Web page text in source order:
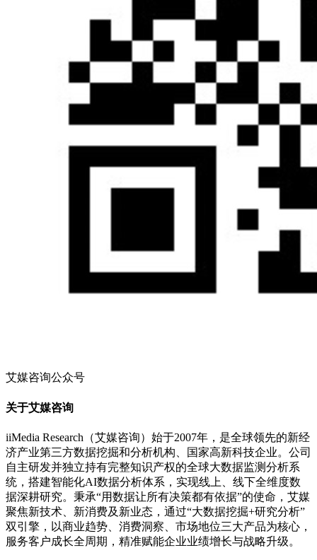
艾媒咨询公众号
关于艾媒咨询
iiMedia Research（艾媒咨询）始于2007年，是全球领先的新经
济产业第三方数据挖掘和分析机构、国家高新科技企业。公司
自主研发并独立持有完整知识产权的全球大数据监测分析系
统，搭建智能化AI数据分析体系，实现线上、线下全维度数
据深耕研究。秉承“用数据让所有决策都有依据”的使命，艾媒
聚焦新技术、新消费及新业态，通过“大数据挖掘+研究分析”
双引擎，以商业趋势、消费洞察、市场地位三大产品为核心，
服务客户成长全周期，精准赋能企业业绩增长与战略升级。